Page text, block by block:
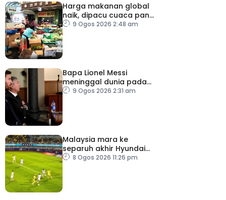
Harga makanan global
naik, dipacu cuaca panas
dan ketegangan
9 Ogos 2026 2:48 am
Bapa Lionel Messi
meninggal dunia pada
usia 68 tahun
9 Ogos 2026 2:31 am
Malaysia mara ke
separuh akhir Hyundai
ASEAN Cup
8 Ogos 2026 11:26 pm